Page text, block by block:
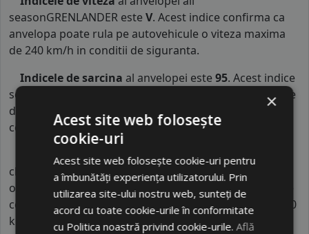
seasonGRENLANDER este V. Acest indice confirma ca
anvelopa poate rula pe autovehicule o viteza maxima
de 240 km/h in conditii de siguranta.
Indicele de sarcina al anvelopei este 95. Acest indice
semnifica faptul ca anvelopa poate rula cu o capacitate
de incarcare maxima de 690 kg pe fiecare roata in
conditii de siguranta.
Indicele de consum este C. Acest indice reprezinta
clasa de consum de carburant al autovehiculului. Intre
o anvelopa cu clasa B si o alta din clasa C, consumul de
combustibil creste cu aproximativ 1 litru la fiecare 1000
km parcursi.
×
Acest site web folosește
cookie-uri
Acest site web folosește cookie-uri pentru
a îmbunătăți experiența utilizatorului. Prin
utilizarea site-ului nostru web, sunteți de
acord cu toate cookie-urile în conformitate
cu Politica noastră privind cookie-urile.Află